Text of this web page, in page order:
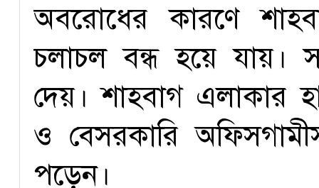
অবরোধের কারণে
চলাচল বন্ধ হয়ে যায়।
দেয়। শাহবাগ এলাকার
ও বেসরকারি
পড়েন।